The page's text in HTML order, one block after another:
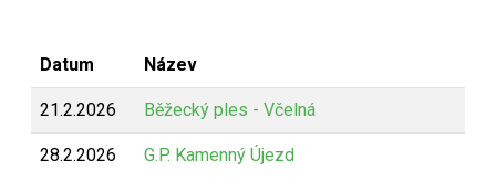
Datum Název
21.2.2026 Běžecký ples - Včelná
28.2.2026 G.P. Kamenný Újezd